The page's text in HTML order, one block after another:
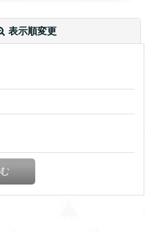
表示順変更